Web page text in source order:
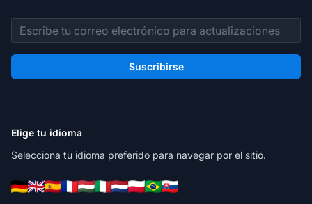
Dirección de correo electrónico
Suscribirse
Elige tu idioma
Selecciona tu idioma preferido para navegar por el sitio.